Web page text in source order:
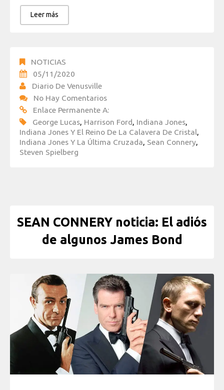
Leer más
NOTICIAS
05/11/2020
Diario De Venusville
No Hay Comentarios
Enlace Permanente A:
George Lucas, Harrison Ford, Indiana Jones,
Indiana Jones Y El Reino De La Calavera De Cristal,
Indiana Jones Y La Última Cruzada, Sean Connery,
Steven Spielberg
SEAN CONNERY noticia: El adiós
de algunos James Bond